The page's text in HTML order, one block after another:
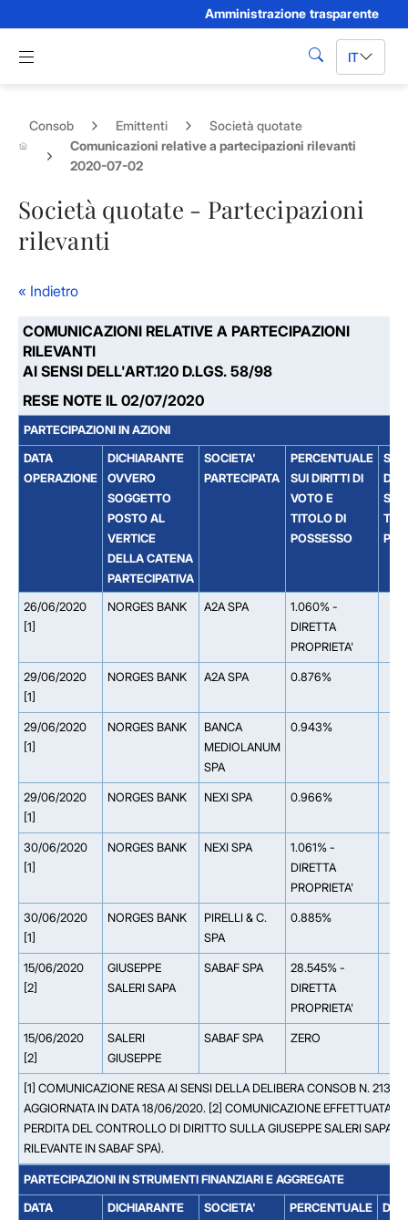
Amministrazione trasparente
Apri menu di navigazione
cerca IT
Consob Emittenti
Società quotate
Comunicazioni relative a partecipazioni rilevanti
2020-07-02
Società quotate - Partecipazioni
rilevanti
« Indietro
COMUNICAZIONI RELATIVE A PARTECIPAZIONI
RILEVANTI
AI SENSI DELL'ART.120 D.LGS. 58/98
RESE NOTE IL 02/07/2020
PARTECIPAZIONI IN AZIONI
DATA
OPERAZIONE
DICHIARANTE
OVVERO
SOGGETTO
POSTO AL
VERTICE
DELLA CATENA
PARTECIPATIVA
SOCIETA'
PARTECIPATA
PERCENTUALE
SUI DIRITTI DI
VOTO E
TITOLO DI
POSSESSO
DAL
26/06/2020
[1]
NORGES BANK A2A SPA
1.060% -
DIRETTA
PROPRIETA'
29/06/2020
[1]
NORGES BANK A2A SPA 0.876%
29/06/2020
[1]
NORGES BANK
BANCA
MEDIOLANUM
SPA
0.943%
29/06/2020
[1]
NORGES BANK NEXI SPA 0.966%
30/06/2020
[1]
NORGES BANK NEXI SPA
1.061% -
DIRETTA
PROPRIETA'
30/06/2020
[1]
NORGES BANK
PIRELLI & C.
SPA
0.885%
15/06/2020
[2]
GIUSEPPE
SALERI SAPA
SABAF SPA
28.545% -
DIRETTA
PROPRIETA'
15/06/2020
[2]
SALERI
GIUSEPPE
SABAF SPA ZERO
[1] COMUNICAZIONE RESA AI SENSI DELLA DELIBERA CONSOB N.
AGGIORNATA IN DATA 18/06/2020. [2] COMUNICAZIONE EFFETTUATA
PERDITA DEL CONTROLLO DI DIRITTO SULLA GIUSEPPE SALERI SAPA
RILEVANTE IN SABAF SPA).
PARTECIPAZIONI IN STRUMENTI FINANZIARI E AGGREGATE
DATA
DICHIARANTE
SOCIETA'
PERCENTUALE